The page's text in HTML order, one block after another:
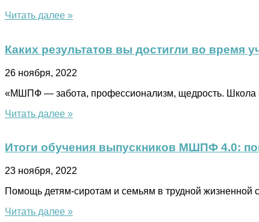
Читать далее »
Каких результатов вы достигли во
26 ноября, 2022
«МШПФ — забота, профессионализм, щедрость. Школа
Читать далее »
Итоги обучения выпускников МШПФ 4.0:
23 ноября, 2022
Помощь детям-сиротам и семьям в трудной
Читать далее »